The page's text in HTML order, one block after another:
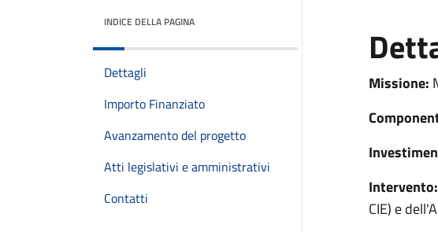
INDICE DELLA PAGINA
Dettagli
Importo Finanziato
Avanzamento del progetto
Atti legislativi e amministrativi
Contatti
Missione:
Intervento:
CIE) e